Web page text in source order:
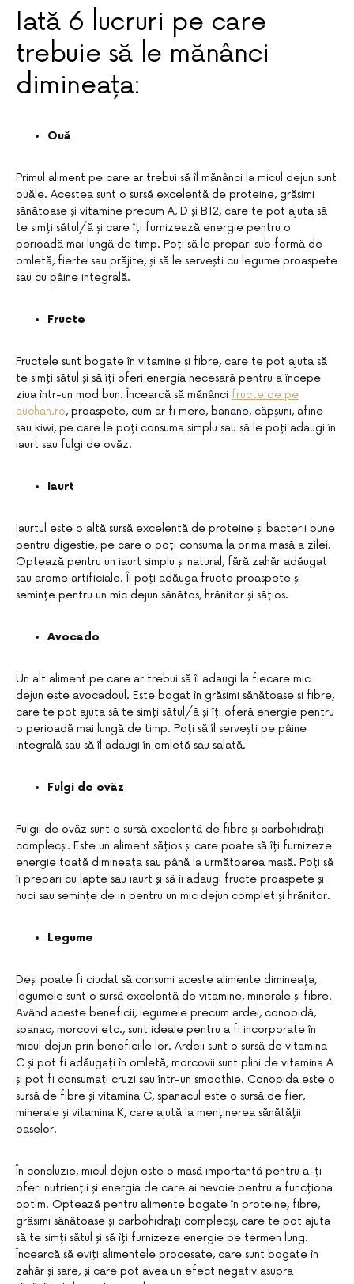
Iată 6 lucruri pe care
trebuie să le mănânci
dimineața:
Ouă
Primul aliment pe care ar trebui să îl mănânci la micul dejun sunt
ouăle. Acestea sunt o sursă excelentă de proteine, grăsimi
sănătoase și vitamine precum A, D și B12, care te pot ajuta să
te simți sătul/ă și care îți furnizează energie pentru o
perioadă mai lungă de timp. Poți să le prepari sub formă de
omletă, fierte sau prăjite, și să le servești cu legume proaspete
sau cu pâine integrală.
Fructe
Fructele sunt bogate în vitamine și fibre, care te pot ajuta să
te simți sătul și să îți oferi energia necesară pentru a începe
ziua într-un mod bun. Încearcă să mănânci fructe de pe
auchan.ro, proaspete, cum ar fi mere, banane, căpșuni, afine
sau kiwi, pe care le poți consuma simplu sau să le poți adaugi în
iaurt sau fulgi de ovăz.
Iaurt
Iaurtul este o altă sursă excelentă de proteine și bacterii bune
pentru digestie, pe care o poți consuma la prima masă a zilei.
Optează pentru un iaurt simplu și natural, fără zahăr adăugat
sau arome artificiale. Îi poți adăuga fructe proaspete și
semințe pentru un mic dejun sănătos, hrănitor și sățios.
Avocado
Un alt aliment pe care ar trebui să îl adaugi la fiecare mic
dejun este avocadoul. Este bogat în grăsimi sănătoase și fibre,
care te pot ajuta să te simți sătul/ă și îți oferă energie pentru
o perioadă mai lungă de timp. Poți să îl servești pe pâine
integrală sau să îl adaugi în omletă sau salată.
Fulgi de ovăz
Fulgii de ovăz sunt o sursă excelentă de fibre și carbohidrați
complecși. Este un aliment sățios și care poate să îți furnizeze
energie toată dimineața sau până la următoarea masă. Poți să
îi prepari cu lapte sau iaurt și să îi adaugi fructe proaspete și
nuci sau semințe de in pentru un mic dejun complet și hrănitor.
Legume
Deși poate fi ciudat să consumi aceste alimente dimineața,
legumele sunt o sursă excelentă de vitamine, minerale și fibre.
Având aceste beneficii, legumele precum ardei, conopidă,
spanac, morcovi etc., sunt ideale pentru a fi incorporate în
micul dejun prin beneficiile lor. Ardeii sunt o sursă de vitamina
C și pot fi adăugați în omletă, morcovii sunt plini de vitamina A
și pot fi consumați cruzi sau într-un smoothie. Conopida este o
sursă de fibre și vitamina C, spanacul este o sursă de fier,
minerale și vitamina K, care ajută la menținerea sănătății
oaselor.
În concluzie, micul dejun este o masă importantă pentru a-ți
oferi nutrienții și energia de care ai nevoie pentru a funcționa
optim. Optează pentru alimente bogate în proteine, fibre,
grăsimi sănătoase și carbohidrați complecși, care te pot ajuta
să te simți sătul și să îți furnizeze energie pe termen lung.
Încearcă să eviți alimentele procesate, care sunt bogate în
zahăr și sare, și care pot avea un efect negativ asupra